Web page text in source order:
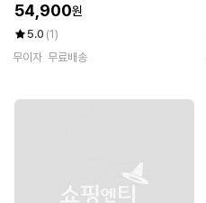
54,900원
5.0 (1)
무이자 무료배송